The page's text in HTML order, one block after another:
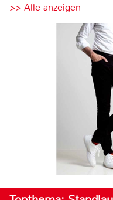
>> Alle anzeigen